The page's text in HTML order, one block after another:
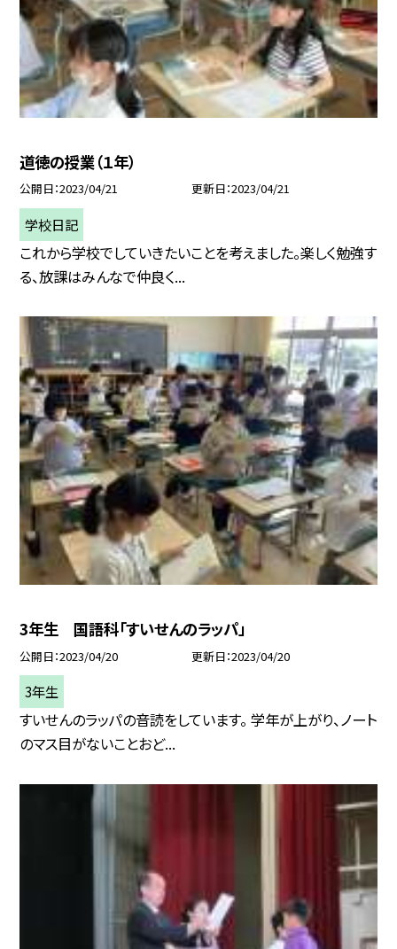
道徳の授業（１年）
公開日 2023/04/21 更新日 2023/04/21
学校日記
これから学校でしていきたいことを考えました。楽しく勉強す
る、放課はみんなで仲良く...
3年生 国語科「すいせんのラッパ」
公開日 2023/04/20 更新日 2023/04/20
3年生
すいせんのラッパの音読をしています。 学年が上がり、ノート
のマス目がないことおど...